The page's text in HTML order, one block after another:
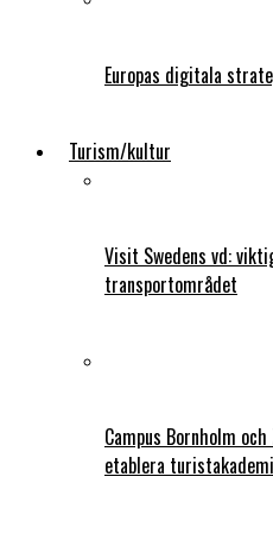
Europas digitala
Turism/kultur
Visit Swedens vd:
transportområdet
Campus Bornholm
etablera